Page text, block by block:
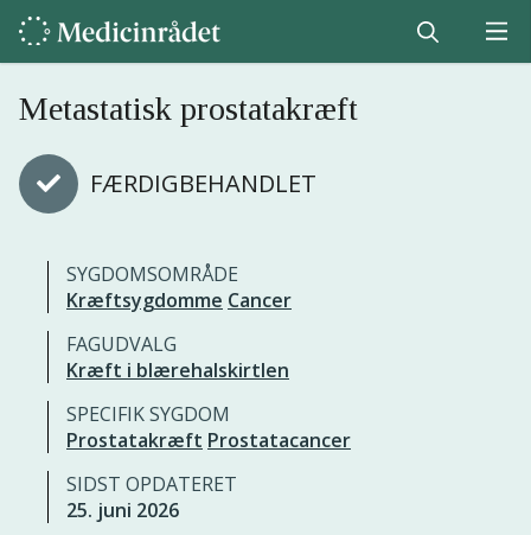
Metastatisk prostatakræft
FÆRDIGBEHANDLET
SYGDOMSOMRÅDE
Kræftsygdomme Cancer
FAGUDVALG
Kræft i blærehalskirtlen
SPECIFIK SYGDOM
Prostatakræft Prostatacancer
SIDST OPDATERET
25. juni 2026